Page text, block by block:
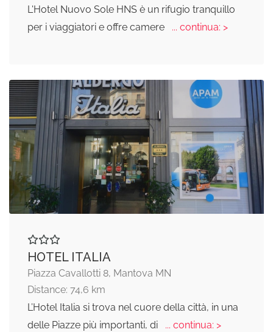
L'Hotel Nuovo Sole HNS è un rifugio tranquillo
per i viaggiatori e offre camere
... continua: >
HOTEL ITALIA
Piazza Cavallotti 8, Mantova MN
Distance: 74,6 km
L’Hotel Italia si trova nel cuore della città, in una
delle Piazze più importanti, di
... continua: >